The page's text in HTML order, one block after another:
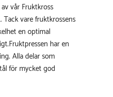
vår Fruktkross
Tack vare fruktkrossens
en optimal
har en
Alla delar som
för mycket god